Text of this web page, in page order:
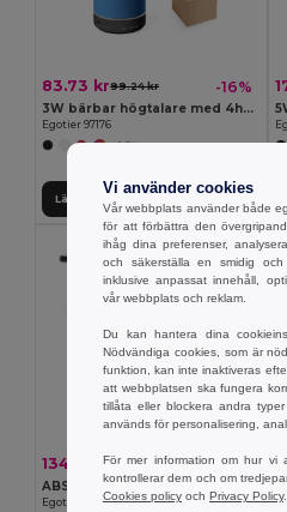
83.73 kr99.24 kr -16%
3W bärbar högtalare med 4h30m batteritid på återvunnen ABS (100 % rABS)
Egotier 97176
+1 Färger
Lägg till i Varukorgen
134.19 kr188.70 kr -29%
ABS bärbar högtalare med trådlös laddning
Egotier 97933
Vi använder cookies
Vår webbplats använder både
för att förbättra den
ihåg dina preferenser,
och säkerställa en smidig och
inklusive anpassat innehåll,
vår webbplats och reklam.
Du kan hantera dina
Nödvändiga cookies, som är
funktion, kan inte inaktiveras
att webbplatsen ska fungera
tillåta eller blockera andra
används för personalisering,
För mer information om hur vi
kontrollerar dem och om
Cookies policy och Privacy Policy.